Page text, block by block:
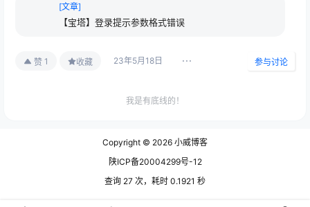
[文章]
【宝塔】登录提示参数格式错误
赞 1 收藏 23年5月18日 参与讨论
我是有底线的！
Copyright © 2026 小威博客
陕ICP备20004299号-12
查询 27 次，耗时 0.1921 秒